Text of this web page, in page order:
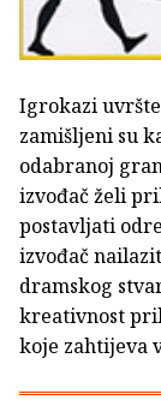
Igrokazi
zamišljeni su
odabranoj
izvođač želi
postavljati
izvođač
dramskog
kreativnost
koje zahtijeva